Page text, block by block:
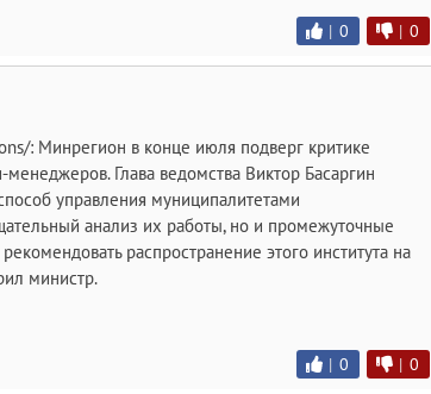
| 0 | 0
: Минрегион в конце июля подверг критике
Глава ведомства Виктор Басаргин
управления муниципалитетами
анализ их работы, но и промежуточные
распространение этого института на
министр.
| 0 | 0